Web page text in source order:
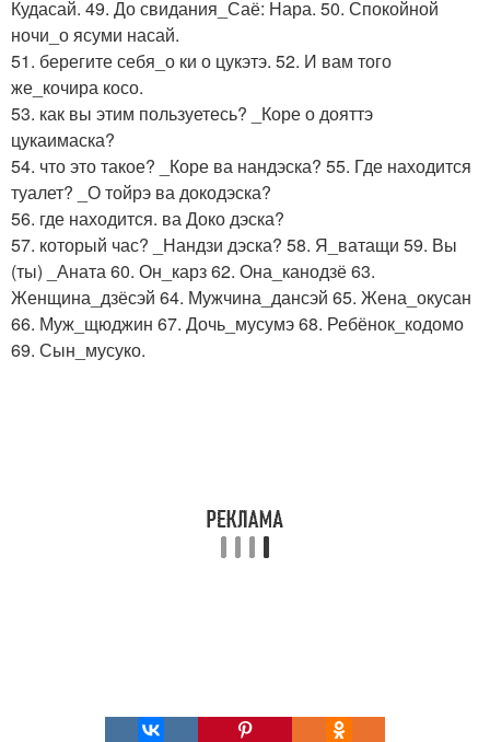
Кудасай. 49. До свидания_Саё: Нара. 50. Спокойной
ночи_о ясуми насай.
51. берегите себя_о ки о цукэтэ. 52. И вам того
же_кочира косо.
53. как вы этим пользуетесь? _Коре о дояттэ
цукаимаска?
54. что это такое? _Коре ва нандэска? 55. Где находится
туалет? _О тойрэ ва докодэска?
56. где находится. ва Доко дэска?
57. который час? _Нандзи дэска? 58. Я_ватащи 59. Вы
(ты) _Аната 60. Он_карз 62. Она_канодзё 63.
Женщина_дзёсэй 64. Мужчина_дансэй 65. Жена_окусан
66. Муж_щюджин 67. Дочь_мусумэ 68. Ребёнок_кодомо
69. Сын_мусуко.